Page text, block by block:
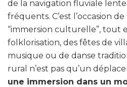
de la navigation fluviale
fréquents. C’est l’occasion
“immersion culturelle”, tout
folklorisation, des fêtes de
musique ou de danse
rural n’est pas qu’un
une immersion dans un